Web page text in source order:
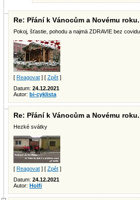
Re: Přání k Vánocům a Novému roku.
Pokoj, šťastie, pohodu a najmä ZDRAVIE bez
[ Reagovat ] [ Zpět ]
Datum: 24.12.2021
Autor: bi-cyklista
Re: Přání k Vánocům a Novému roku.
Hezké svátky
[ Reagovat ] [ Zpět ]
Datum: 24.12.2021
Autor: Holfi